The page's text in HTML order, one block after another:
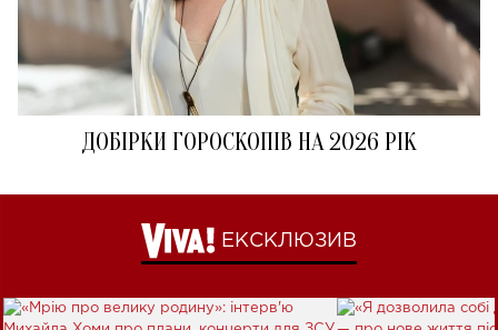
ДОБІРКИ ГОРОСКОПІВ НА 2026 РІК
ЕКСКЛЮЗИВ